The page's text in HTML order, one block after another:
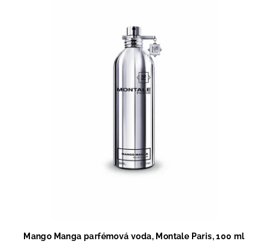
Mango Manga parfémová voda, Montale Paris, 100 ml